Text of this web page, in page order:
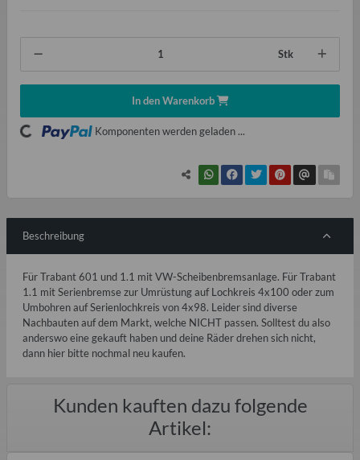
Stk
In den Warenkorb
Komponenten werden geladen ...
Beschreibung
Für Trabant 601 und 1.1 mit VW-Scheibenbremsanlage. Für Trabant
1.1 mit Serienbremse zur Umrüstung auf Lochkreis 4x100 oder zum
Umbohren auf Serienlochkreis von 4x98. Leider sind diverse
Nachbauten auf dem Markt, welche NICHT passen. Solltest du also
anderswo eine gekauft haben und deine Räder drehen sich nicht,
dann hier bitte nochmal neu kaufen.
Kunden kauften dazu folgende
Artikel: